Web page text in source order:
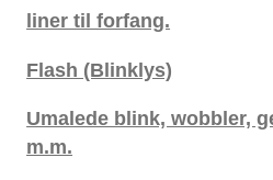
liner til forfang.
Flash (Blinklys)
Umalede blink, wobbler,
m.m.